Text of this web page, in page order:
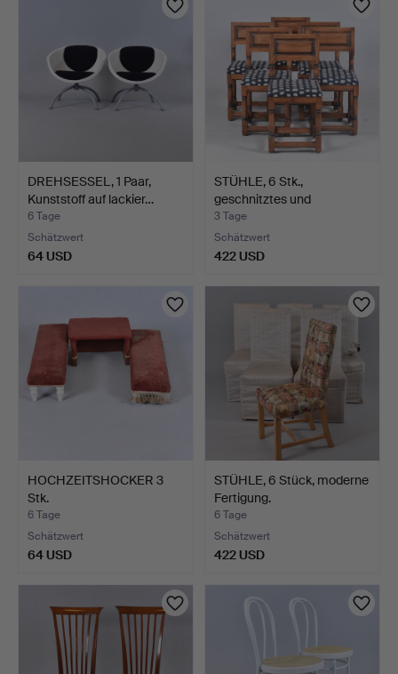
DREHSESSEL, 1 Paar,
Kunststoff auf lackier…
6 Tage
Schätzwert
64 USD
STÜHLE, 6 Stk.,
geschnitztes und
gewachste…
3 Tage
Schätzwert
422 USD
HOCHZEITSHOCKER 3
Stk.
6 Tage
Schätzwert
64 USD
STÜHLE, 6 Stück, moderne
Fertigung.
6 Tage
Schätzwert
422 USD